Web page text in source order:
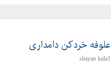
علوفه خردکن دامداری
shayan kala1